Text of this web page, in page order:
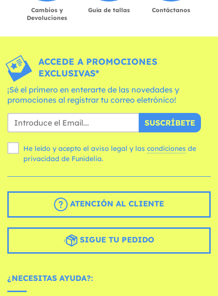
Cambios y
Devoluciones
Guía de tallas Contáctanos
ACCEDE A PROMOCIONES
EXCLUSIVAS*
¡Sé el primero en enterarte de las novedades y
promociones al registrar tu correo eletrónico!
SUSCRÍBETE
He leído y acepto el aviso legal y las condiciones
privacidad de Funidelia.
ATENCIÓN AL CLIENTE
SIGUE TU PEDIDO
¿NECESITAS AYUDA?: